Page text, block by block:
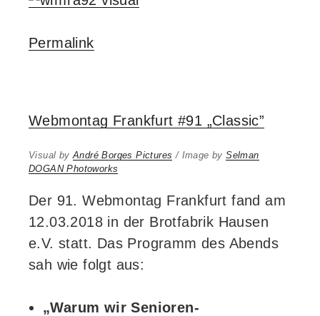
Permalink
Webmontag Frankfurt #91 „Classic”
Visual byAndré Borges Pictures / Image bySelman
DOGAN Photoworks
Der 91. Webmontag Frankfurt fand am
12.03.2018 in der Brotfabrik Hausen
e.V. statt. Das Programm des Abends
sah wie folgt aus:
„Warum wir Senioren-